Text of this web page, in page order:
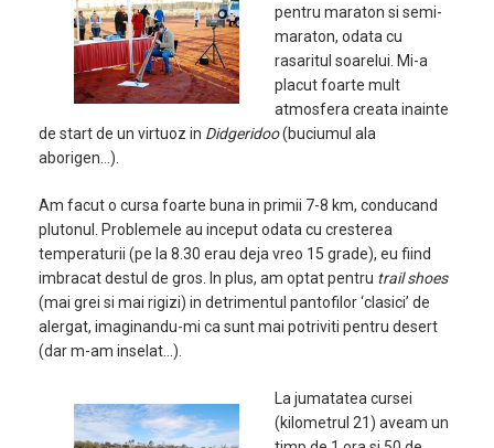
pentru maraton si semi-
maraton, odata cu
rasaritul soarelui. Mi-a
placut foarte mult
atmosfera creata inainte
de start de un virtuoz in Didgeridoo(buciumul ala
aborigen…).
Am facut o cursa foarte buna in primii 7-8 km, conducand
plutonul. Problemele au inceput odata cu cresterea
temperaturii (pe la 8.30 erau deja vreo 15 grade), eu fiind
imbracat destul de gros. In plus, am optat pentru trail shoes
(mai grei si mai rigizi) in detrimentul pantofilor ‘clasici’ de
alergat, imaginandu-mi ca sunt mai potriviti pentru desert
(dar m-am inselat…).
La jumatatea cursei
(kilometrul 21) aveam un